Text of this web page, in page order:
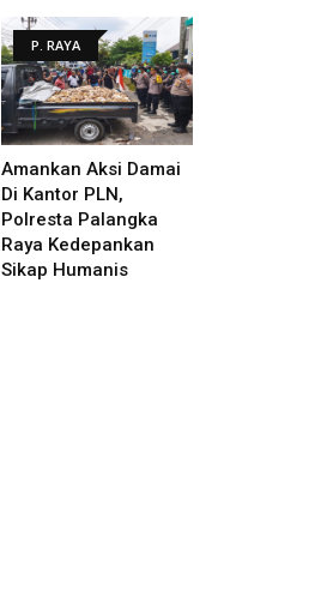
P. RAYA
Amankan Aksi Damai
Di Kantor PLN,
Polresta Palangka
Raya Kedepankan
Sikap Humanis